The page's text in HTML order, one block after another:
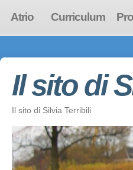
Atrio Curriculum
Il sito di
Il sito di Silvia Terribili